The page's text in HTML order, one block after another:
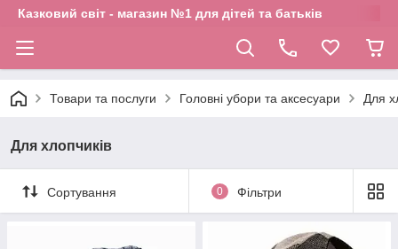
Казковий світ - магазин №1 для дітей та батьків
Товари та послуги Головні убори та аксесуари Для
Для хлопчиків
Сортування 0 Фільтри